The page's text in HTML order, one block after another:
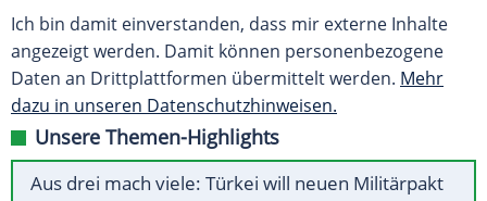
Ich bin damit einverstanden, dass mir externe Inhalte
angezeigt werden. Damit können personenbezogene
Daten an Drittplattformen übermittelt werden. Mehr
dazu in unseren Datenschutzhinweisen.
Unsere Themen-Highlights
Aus drei mach viele: Türkei will neuen Militärpakt